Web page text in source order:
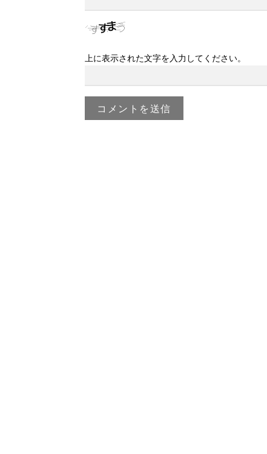
上に表示された文字を入力してください。